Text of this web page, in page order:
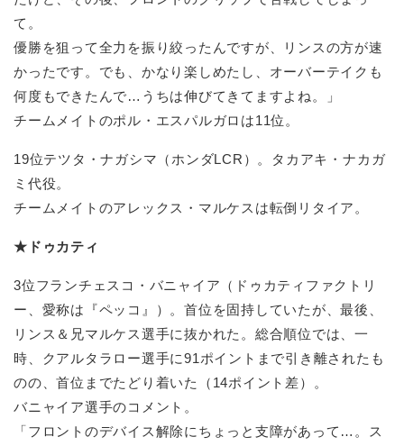
て。
優勝を狙って全力を振り絞ったんですが、リンスの方が速
かったです。でも、かなり楽しめたし、オーバーテイクも
何度もできたんで…うちは伸びてきてますよね。」
チームメイトのポル・エスパルガロは11位。
19位テツタ・ナガシマ（ホンダLCR）。タカアキ・ナカガ
ミ代役。
チームメイトのアレックス・マルケスは転倒リタイア。
★ドゥカティ
3位フランチェスコ・バニャイア（ドゥカティファクトリ
ー、愛称は『ペッコ』）。首位を固持していたが、最後、
リンス＆兄マルケス選手に抜かれた。総合順位では、一
時、クアルタラロー選手に91ポイントまで引き離されたも
のの、首位までたどり着いた（14ポイント差）。
バニャイア選手のコメント。
「フロントのデバイス解除にちょっと支障があって…。ス